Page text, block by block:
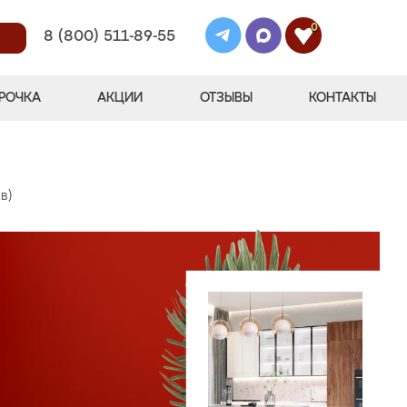
8 (800) 511-89-55
0
АКЦИИ ОТЗЫВЫ КОНТАКТЫ